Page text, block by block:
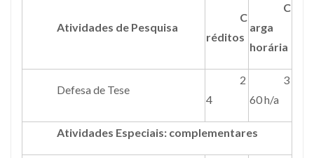
Atividades de Pesquisa
C
réditos
C
arga
horária
Defesa de Tese
2
4
3
60 h/a
Atividades Especiais: complementares